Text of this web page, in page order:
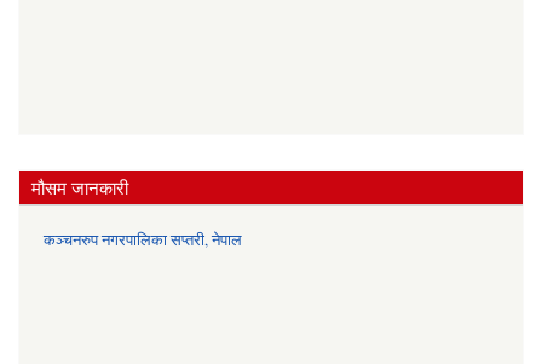
मौसम जानकारी
कञ्चनरुप नगरपालिका सप्तरी, नेपाल